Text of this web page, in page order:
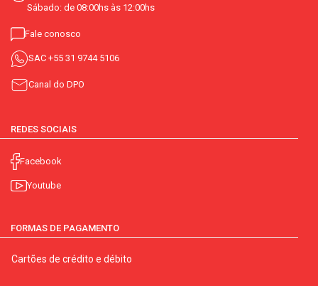
Sábado: de 08:00hs às 12:00hs
Fale conosco
SAC +55 31 9744 5106
Canal do DPO
REDES SOCIAIS
Facebook
Youtube
FORMAS DE PAGAMENTO
Cartões de crédito e débito